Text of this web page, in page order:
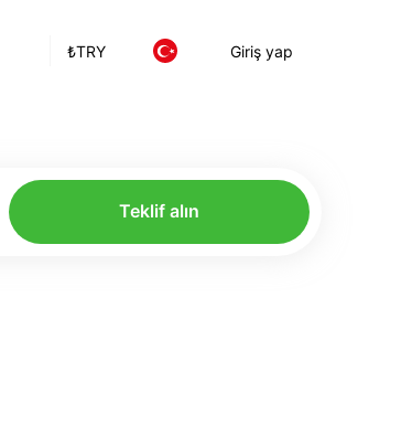
₺TRY Giriş yap
Teklif alın